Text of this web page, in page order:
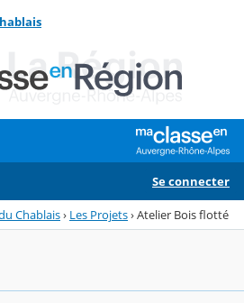
Se connecter
Chablais› Les Projets›Atelier Bois flotté